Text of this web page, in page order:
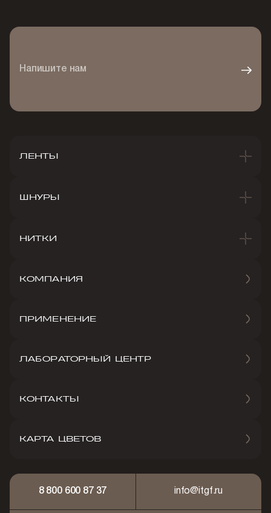
Напишите нам
КОМПАНИЯ
ПРИМЕНЕНИЕ
ЛАБОРАТОРНЫЙ ЦЕНТР
КОНТАКТЫ
КАРТА ЦВЕТОВ
ЛЕНТЫ
ШНУРЫ
НИТКИ
8 800 600 87 37 info@itgf.ru